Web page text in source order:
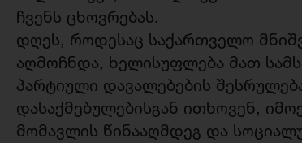
ჩვენს ცხოვრებას.
დღეს, როდესაც საქართველო
აღმოჩნდა, ხელისუფლება მათ
პარტიული დავალებების
დასაქმებულებისგან ითხოვენ,
მომავლის წინააღმდეგ და